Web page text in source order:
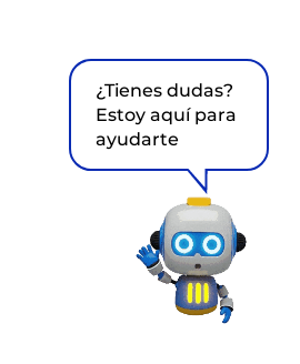
¿Tienes dudas?
Estoy aquí para
ayudarte